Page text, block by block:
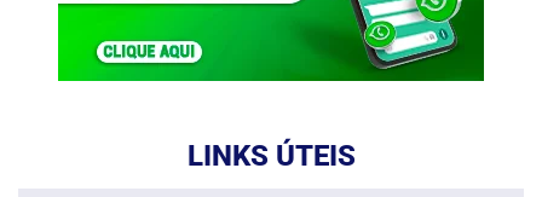
LINKS ÚTEIS